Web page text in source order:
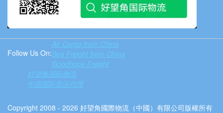
Follow Us On:
Air Cargo from China
Sea Freight from China
Goodhope Freight
好望角国际物流
中国国际货运代理
Copyright 2008 - 2026 好望角國際物流（中國）有限公司版權所有